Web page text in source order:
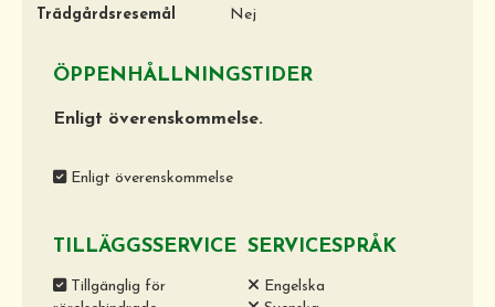
Trädgårdsresemål
Nej
ÖPPENHÅLLNINGSTIDER
Enligt överenskommelse.
Enligt överenskommelse
TILLÄGGSSERVICE
Tillgänglig för
SERVICESPRÅK
Engelska